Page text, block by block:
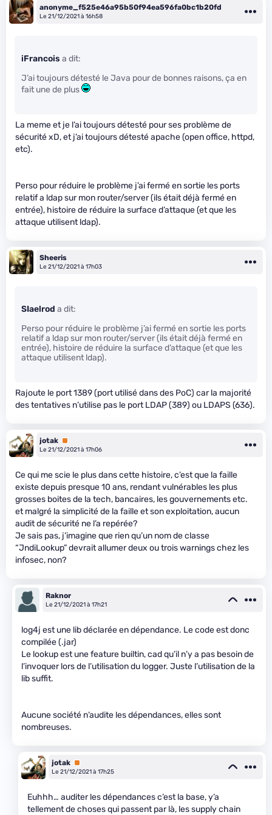
anonyme_f525e46a95b50f94ea596fa0bc1b20fd
Le 21/12/2021 à 16h58
iFrancois a dit:
J’ai toujours détesté le Java pour de bonnes raisons, ça en
fait une de plus
La meme et je l’ai toujours détesté pour ses problème de
sécurité xD, et j’ai toujours détesté apache (open office, httpd,
etc).
Perso pour réduire le problème j’ai fermé en sortie les ports
relatif a ldap sur mon router/server (ils était déjà fermé en
entrée), histoire de réduire la surface d’attaque (et que les
attaque utilisent ldap).
Sheeris
Le 21/12/2021 à 17h03
SIaelrod a dit:
Perso pour réduire le problème j’ai fermé en sortie les ports
relatif a ldap sur mon router/server (ils était déjà fermé en
entrée), histoire de réduire la surface d’attaque (et que les
attaque utilisent ldap).
Rajoute le port 1389 (port utilisé dans des PoC) car la majorité
des tentatives n’utilise pas le port LDAP (389) ou LDAPS (636).
jotak Premium
Le 21/12/2021 à 17h06
Ce qui me scie le plus dans cette histoire, c’est que la faille
existe depuis presque 10 ans, rendant vulnérables les plus
grosses boites de la tech, bancaires, les gouvernements etc.
et malgré la simplicité de la faille et son exploitation, aucun
audit de sécurité ne l’a repérée?
Je sais pas, j’imagine que rien qu’un nom de classe
“JndiLookup” devrait allumer deux ou trois warnings chez les
infosec, non?
Raknor
Le 21/12/2021 à 17h21
log4j est une lib déclarée en dépendance. Le code est donc
compilée (.jar)
Le lookup est une feature builtin, cad qu’il n’y a pas besoin de
l’invoquer lors de l’utilisation du logger. Juste l’utilisation de la
lib suffit.
Aucune société n’audite les dépendances, elles sont
nombreuses.
jotak Premium
Le 21/12/2021 à 17h25
Euhhh… auditer les dépendances c’est la base, y’a
tellement de choses qui passent par là, les supply chain